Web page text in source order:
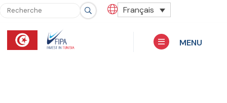
Français
MENU